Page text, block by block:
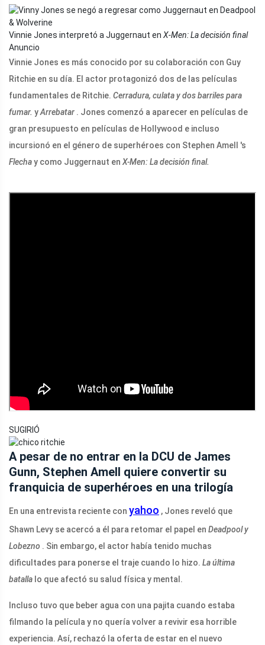
Vinnie Jones interpretó a Juggernaut en X-Men: La decisión final
Anuncio
Vinnie Jones es más conocido por su colaboración con Guy
Ritchie en su día. El actor protagonizó dos de las películas
fundamentales de Ritchie. Cerradura, culata y dos barriles para
fumar. yArrebatar . Jones comenzó a aparecer en películas de
gran presupuesto en películas de Hollywood e incluso
incursionó en el género de superhéroes con Stephen Amell 's
Flechay como Juggernaut en X-Men: La decisión final.
SUGIRIÓ
A pesar de no entrar en la DCU de James
Gunn, Stephen Amell quiere convertir su
franquicia de superhéroes en una trilogía
En una entrevista reciente con yahoo , Jones reveló que
Shawn Levy se acercó a él para retomar el papel en Deadpool y
Lobezno . Sin embargo, el actor había tenido muchas
dificultades para ponerse el traje cuando lo hizo. La última
batalla lo que afectó su salud física y mental.
Incluso tuvo que beber agua con una pajita cuando estaba
filmando la película y no quería volver a revivir esa horrible
experiencia. Así, rechazó la oferta de estar en el nuevo